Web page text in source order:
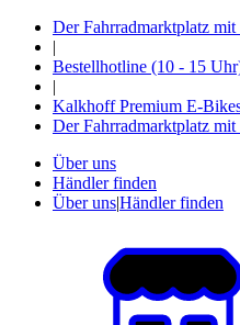
Der Fahrradmarktplatz
|
Bestellhotline (10 - 15
|
Kalkhoff Premium E-
Der Fahrradmarktplatz
Über uns
Händler finden
Über uns|Händler finden